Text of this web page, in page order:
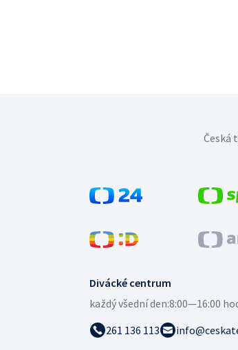
Divácké centrum
každý všední den:8:00—16:00
261 136 113
Česká